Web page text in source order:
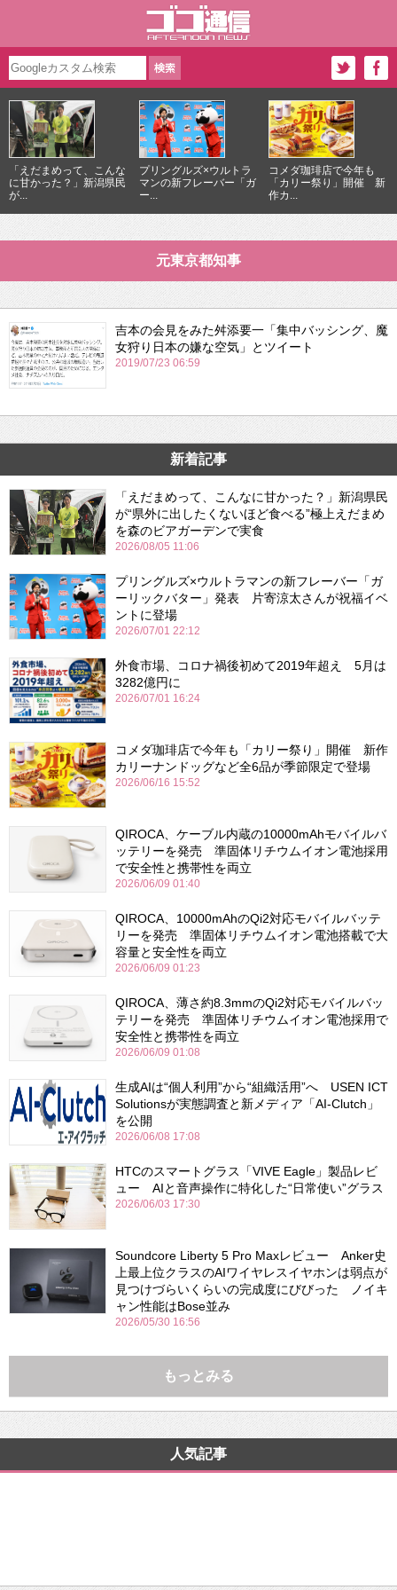
「えだまめって、こんな
に甘かった？」新潟県民
が...
プリングルズ×ウルトラ
マンの新フレーバー「ガ
ー...
コメダ珈琲店で今年も
「カリー祭り」開催 新
作カ...
元東京都知事
吉本の会見をみた舛添要一「集中バッシング、魔
女狩り日本の嫌な空気」とツイート
2019/07/23 06:59
新着記事
「えだまめって、こんなに甘かった？」新潟県民
が“県外に出したくないほど食べる”極上えだまめ
を森のビアガーデンで実食
2026/08/05 11:06
プリングルズ×ウルトラマンの新フレーバー「ガ
ーリックバター」発表 片寄涼太さんが祝福イベ
ントに登場
2026/07/01 22:12
外食市場、コロナ禍後初めて2019年超え 5月は
3282億円に
2026/07/01 16:24
コメダ珈琲店で今年も「カリー祭り」開催 新作
カリーナンドッグなど全6品が季節限定で登場
2026/06/16 15:52
QIROCA、ケーブル内蔵の10000mAhモバイルバ
ッテリーを発売 準固体リチウムイオン電池採用
で安全性と携帯性を両立
2026/06/09 01:40
QIROCA、10000mAhのQi2対応モバイルバッテ
リーを発売 準固体リチウムイオン電池搭載で大
容量と安全性を両立
2026/06/09 01:23
QIROCA、薄さ約8.3mmのQi2対応モバイルバッ
テリーを発売 準固体リチウムイオン電池採用で
安全性と携帯性を両立
2026/06/09 01:08
生成AIは“個人利用”から“組織活用”へ USEN ICT
Solutionsが実態調査と新メディア「AI-Clutch」
を公開
2026/06/08 17:08
HTCのスマートグラス「VIVE Eagle」製品レビ
ュー AIと音声操作に特化した“日常使い”グラス
2026/06/03 17:30
Soundcore Liberty 5 Pro Maxレビュー Anker史
上最上位クラスのAIワイヤレスイヤホンは弱点が
見つけづらいくらいの完成度にびびった ノイキ
ャン性能はBose並み
2026/05/30 16:56
もっとみる
人気記事